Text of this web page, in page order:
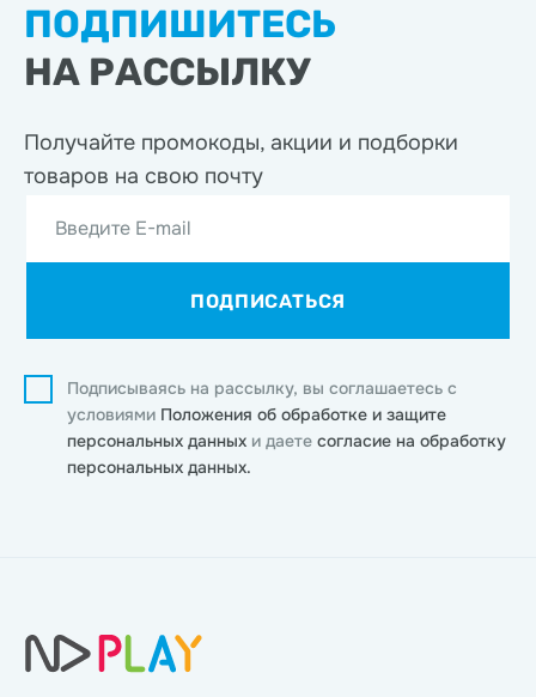
ПОДПИШИТЕСЬ
НА РАССЫЛКУ
Получайте промокоды, акции и подборки
товаров на свою почту
Введите E-mail
ПОДПИСАТЬСЯ
Подписываясь на рассылку, вы соглашаетесь с
условиями Положения об обработке и защите
персональных данных и даете согласие на обработку
персональных данных.